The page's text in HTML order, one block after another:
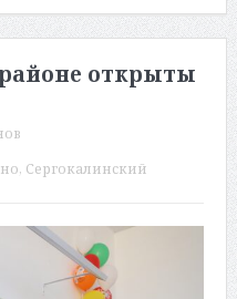
открыты
, Сергокалинский